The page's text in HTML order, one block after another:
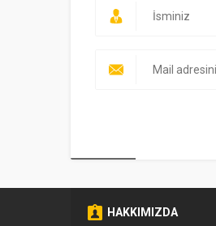
HAKKIMIZDA